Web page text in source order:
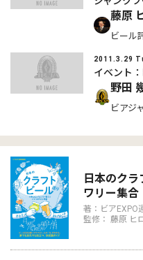
藤原
ビール
2011.3.29
イベント
野田
ビアジ
日本のク
ワリー集合
著：ビアEXPO
監修： 藤原 ヒ